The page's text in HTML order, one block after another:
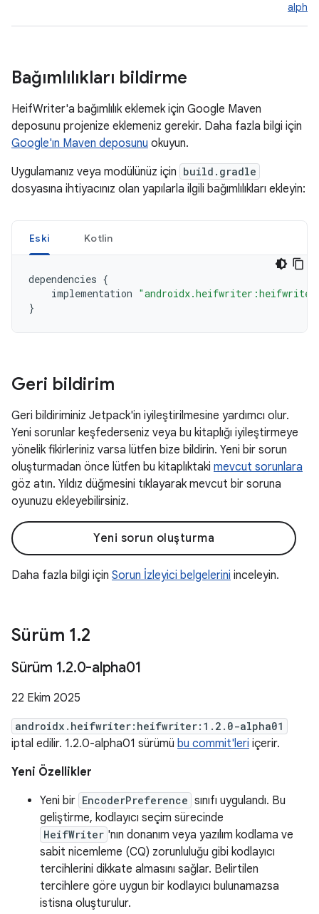
Bağımlılıkları bildirme
HeifWriter'a bağımlılık eklemek için Google Maven
deposunu projenize eklemeniz gerekir. Daha fazla bilgi için
Google'ın Maven deposunu okuyun.
Uygulamanız veya modülünüz için build.gradle
dosyasına ihtiyacınız olan yapılarla ilgili bağımlılıkları ekleyin:
Eski Kotlin
dependencies {
implementation
}
Geri bildirim
Geri bildiriminiz Jetpack'in iyileştirilmesine yardımcı olur.
Yeni sorunlar keşfederseniz veya bu kitaplığı iyileştirmeye
yönelik fikirleriniz varsa lütfen bize bildirin. Yeni bir sorun
oluşturmadan önce lütfen bu kitaplıktaki mevcut sorunlara
göz atın. Yıldız düğmesini tıklayarak mevcut bir soruna
oyunuzu ekleyebilirsiniz.
Yeni sorun oluşturma
Daha fazla bilgi için Sorun İzleyici belgelerini inceleyin.
Sürüm 1.2
Sürüm 1.2.0-alpha01
22 Ekim 2025
androidx.heifwriter:heifwriter:1.2.0-alpha01
iptal edilir. 1.2.0-alpha01 sürümü bu commit'leri içerir.
Yeni Özellikler
Yeni bir EncoderPreference sınıfı uygulandı. Bu
geliştirme, kodlayıcı seçim sürecinde
HeifWriter 'nın donanım veya yazılım kodlama ve
sabit nicemleme (CQ) zorunluluğu gibi kodlayıcı
tercihlerini dikkate almasını sağlar. Belirtilen
tercihlere göre uygun bir kodlayıcı bulunamazsa
istisna oluşturulur.